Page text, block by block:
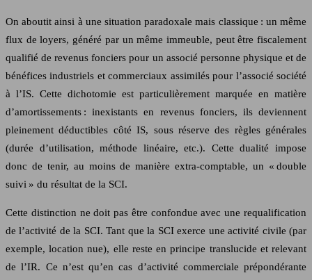
On aboutit ainsi à une situation paradoxale mais classique : un même
flux de loyers, généré par un même immeuble, peut être fiscalement
qualifié de revenus fonciers pour un associé personne physique et de
bénéfices industriels et commerciaux assimilés pour l’associé société
à l’IS. Cette dichotomie est particulièrement marquée en matière
d’amortissements : inexistants en revenus fonciers, ils deviennent
pleinement déductibles côté IS, sous réserve des règles générales
(durée d’utilisation, méthode linéaire, etc.). Cette dualité impose
donc de tenir, au moins de manière extra-comptable, un « double
suivi » du résultat de la SCI.
Cette distinction ne doit pas être confondue avec une requalification
de l’activité de la SCI. Tant que la SCI exerce une activité civile (par
exemple, location nue), elle reste en principe translucide et relevant
de l’IR. Ce n’est qu’en cas d’activité commerciale prépondérante